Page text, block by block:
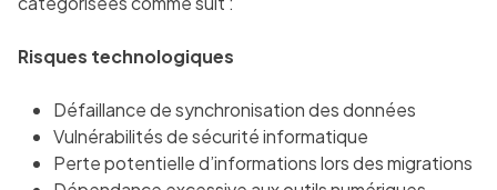
Risques technologiques
Défaillance de synchronisation des données
Vulnérabilités de sécurité informatique
Perte potentielle d’informations lors des migrations